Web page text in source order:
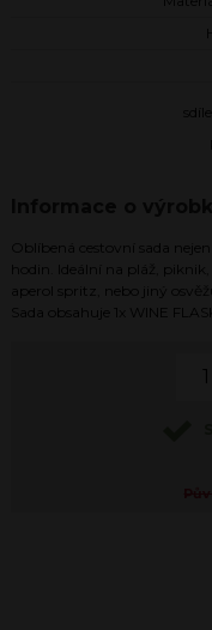
Oblíbená cestovní sada
hodin. Ideální na pláž,
aperol spritz, nebo jiný
Sada obsahuje 1x WINE